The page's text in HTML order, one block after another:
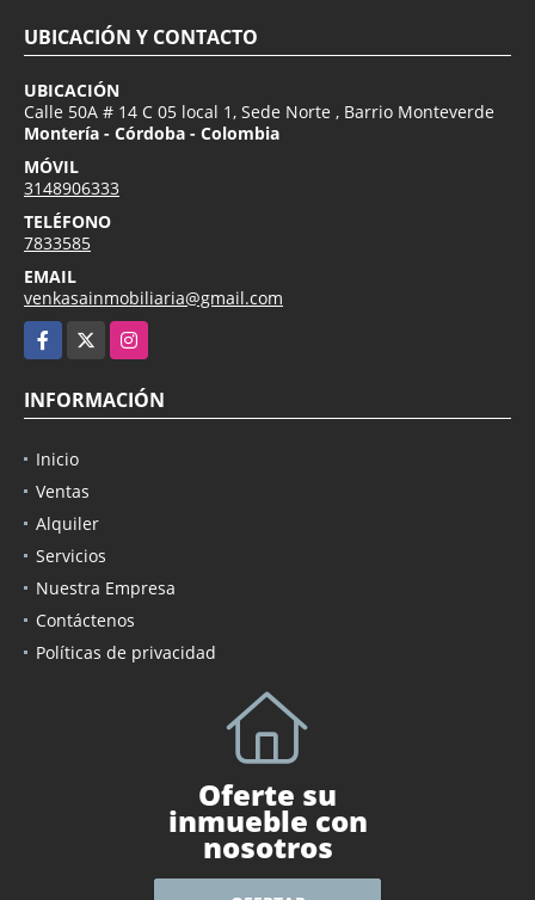
UBICACIÓN Y CONTACTO
UBICACIÓN
Calle 50A # 14 C 05 local 1, Sede Norte , Barrio Monteverde
Montería - Córdoba - Colombia
MÓVIL
3148906333
TELÉFONO
7833585
EMAIL
venkasainmobiliaria@gmail.com
Facebook
Instagram
INFORMACIÓN
Inicio
Ventas
Alquiler
Servicios
Nuestra Empresa
Contáctenos
Políticas de privacidad
Oferte su
inmueble con
nosotros